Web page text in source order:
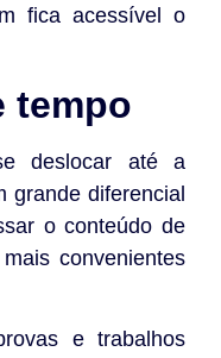
fica acessível o
tempo
deslocar até a
grande diferencial
o conteúdo de
convenientes
e trabalhos